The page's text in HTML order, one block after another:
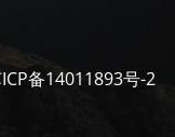
备14011893号-2